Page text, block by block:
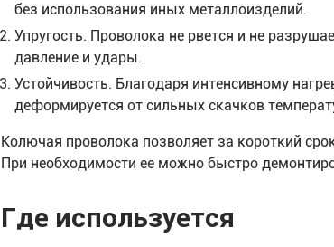
без использования иных металлоизделий.
Упругость. Проволока не рвется и не
давление и удары.
Устойчивость. Благодаря интенсивному
деформируется от сильных скачков
Колючая проволока позволяет за короткий
При необходимости ее можно быстро
Где используется